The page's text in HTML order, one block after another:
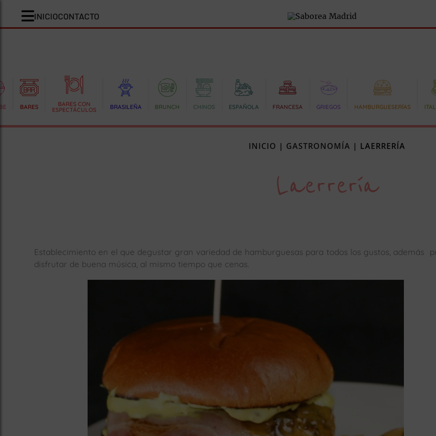
INICIOCONTACTO
BARES
BARES CON
ESPECTÁCULOS
BRASILEÑA BRUNCH CHINOS ESPAÑOLA FRANCESA GRIEGOS HAMBURGUESERÍAS
INICIO | GASTRONOMÍA | LAERRERÍA
Laerrería
Establecimiento en el que degustar gran variedad de hamburguesas para todos los gustos, además
disfrutar de buena música, al mismo tiempo que cenas.